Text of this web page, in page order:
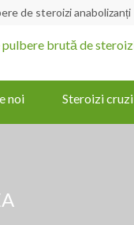
de steroizi anabolizanți
noi Steroizi cruzi